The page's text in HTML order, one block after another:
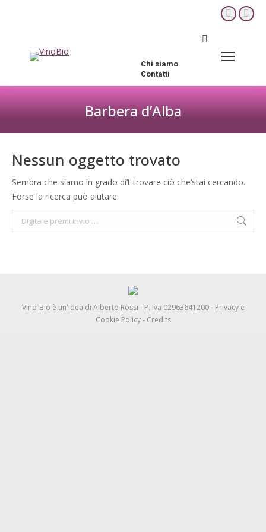
YouTube
in
window
Cerca:
Chi siamo
Contatti
Barbera d’Alba
Nessun oggetto trovato
Sembra che siamo in grado di’t trovare ciò che’stai cercando.
Forse la ricerca può aiutare.
Cerca:
Vino-Bio è un'idea di Alberto Rossi - P. Iva 02963641200 - Privacy e
Cookie Policy- Credits